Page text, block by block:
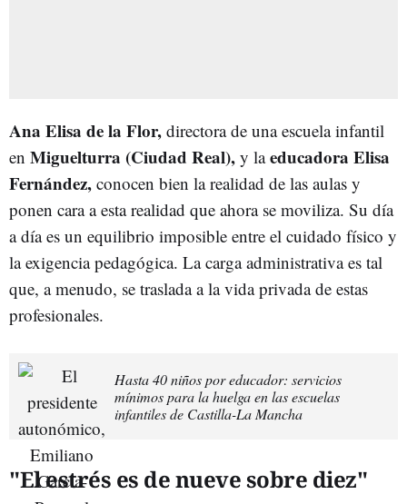
Ana Elisa de la Flor, directora de una escuela infantil
en Miguelturra (Ciudad Real), y laeducadora Elisa
Fernández, conocen bien la realidad de las aulas y
ponen cara a esta realidad que ahora se moviliza. Su día
a día es un equilibrio imposible entre el cuidado físico y
la exigencia pedagógica. La carga administrativa es tal
que, a menudo, se traslada a la vida privada de estas
profesionales.
Hasta 40 niños por educador: servicios
mínimos para la huelga en las escuelas
infantiles de Castilla-La Mancha
"El estrés es de nueve sobre diez"